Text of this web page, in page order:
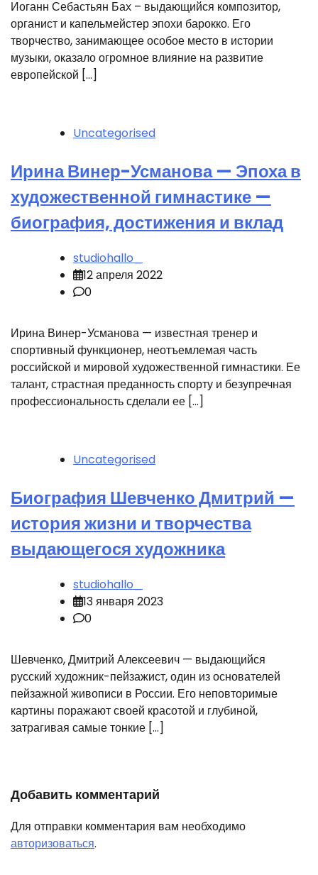
Иоганн Себастьян Бах – выдающийся композитор,
органист и капельмейстер эпохи барокко. Его
творчество, занимающее особое место в истории
музыки, оказало огромное влияние на развитие
европейской […]
Uncategorised
Ирина Винер-Усманова — Эпоха в
художественной гимнастике —
биография, достижения и вклад
studiohallo_
12 апреля 2022
0
Ирина Винер-Усманова — известная тренер и
спортивный функционер, неотъемлемая часть
российской и мировой художественной гимнастики. Ее
талант, страстная преданность спорту и безупречная
профессиональность сделали ее […]
Uncategorised
Биография Шевченко Дмитрий —
история жизни и творчества
выдающегося художника
studiohallo_
13 января 2023
0
Шевченко, Дмитрий Алексеевич — выдающийся
русский художник-пейзажист, один из основателей
пейзажной живописи в России. Его неповторимые
картины поражают своей красотой и глубиной,
затрагивая самые тонкие […]
Добавить комментарий
Для отправки комментария вам необходимо
авторизоваться.